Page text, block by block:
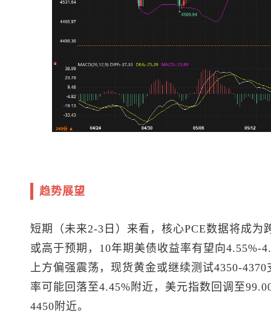
趋势展望
短期（未来2-3日）来看，核心PCE数据将成
或高于预期，10年期美债收益率有望向4.55%-
上方偏强震荡， 现货黄金或继续测试4350-
率可能回落至4.45%附近， 美元指数 回调至
4450附近。